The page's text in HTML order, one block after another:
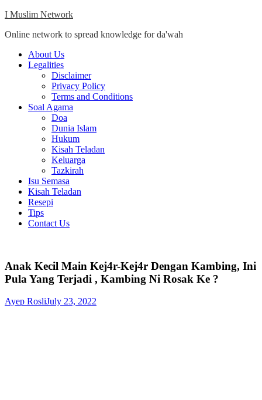
Skip
content
I Muslim Network
Online network to spread knowledge for da'wah
Close
Menu
About Us
Legalities
Disclaimer
Privacy Policy
Terms and Conditions
Soal Agama
Doa
Dunia Islam
Hukum
Kisah Teladan
Keluarga
Tazkirah
Isu Semasa
Kisah Teladan
Resepi
Tips
Contact Us
Anak Kecil Main Kej4r-Kej4r Dengan Kambing, Ini
Pula Yang Terjadi , Kambing Ni Rosak Ke ?
Ayep RosliJuly 23, 2022